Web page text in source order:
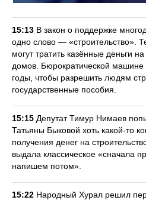
15:13 В закон о поддержке
одно слово — «строительство».
могут тратить казённые деньги
домов. Бюрократической машине
годы, чтобы разрешить людям
государственные пособия.
15:15 Депутат Тимур Нимаев
Татьяны Быковой хоть какой-то
получения денег на
выдала классическое «сначала
напишем потом».
15:22 Народный Хурал решил